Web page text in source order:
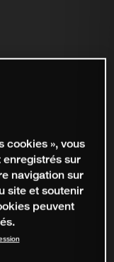
cookies », vous
sur
navigation sur
site et soutenir
peuvent